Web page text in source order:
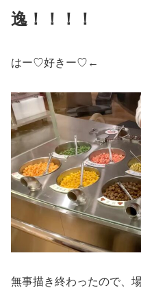
逸！！！！
はー♡好きー♡←
無事描き終わったので、